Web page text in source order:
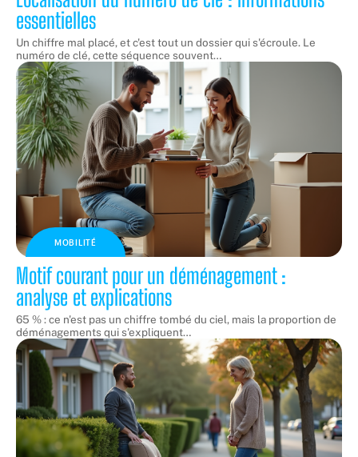
essentielles
Un chiffre mal placé, et c'est tout un dossier qui s'écroule. Le
numéro de clé, cette séquence souvent…
MOBILITÉ
Motif courant pour un déménagement :
analyse et explications
65 % : ce n'est pas un chiffre tombé du ciel, mais la proportion de
déménagements qui s'expliquent…